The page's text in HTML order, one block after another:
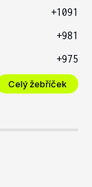
+1091
+981
+975
Celý žebříček